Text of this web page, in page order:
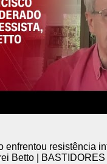
enfrentou resistência
Betto | BASTIDORES